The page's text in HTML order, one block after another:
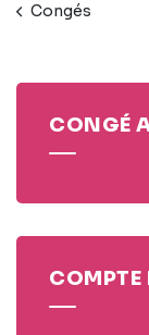
Congés
CONGÉ
COMPTE